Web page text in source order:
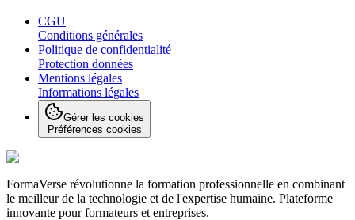
CGU
Conditions générales
Politique de confidentialité
Protection données
Mentions légales
Informations légales
Gérer les cookies
Préférences cookies
FormaVerse révolutionne la formation professionnelle en combinant
le meilleur de la technologie et de l'expertise humaine. Plateforme
innovante pour formateurs et entreprises.